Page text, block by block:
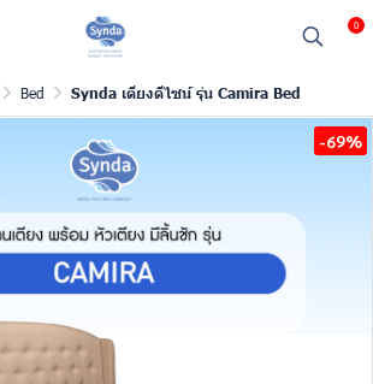
0
Bed Synda เตียงดีไซน์ รุ่น Camira Bed
-69%